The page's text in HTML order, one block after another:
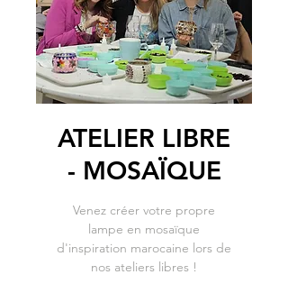
ATELIER LIBRE
- MOSAÏQUE
Venez créer votre propre
lampe en mosaïque
d'inspiration marocaine lors de
nos ateliers libres !